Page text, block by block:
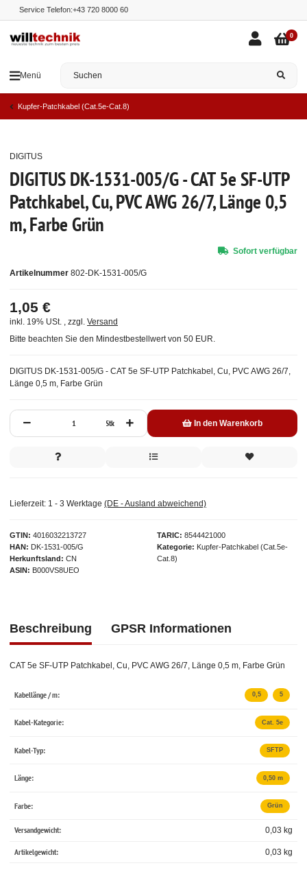
Service Telefon:+43 720 8000 60
Menü
0
Kupfer-Patchkabel (Cat.5e-Cat.8)
DIGITUS DK-1531-005/G - CAT 5e SF-UTP
Patchkabel, Cu, PVC AWG 26/7, Länge 0,5
m, Farbe Grün
Artikelnummer 802-DK-1531-005/G
GTIN 4016032213727
HAN
DK-1531-005/G
Herkunftsland
CN
ASIN
B000VS8UEO
TARIC
8544421000
Kategorie
Kupfer-Patchkabel (Cat.5e-
Cat.8)
DIGITUS
DIGITUS DK-1531-005/G - CAT 5e SF-UTP Patchkabel, Cu, PVC AWG 26/7,
Länge 0,5 m, Farbe Grün
1,05 €
inkl. 19% USt. , zzgl. Versand
Bitte beachten Sie den Mindestbestellwert von 50 EUR.
Stk In den Warenkorb
Sofort verfügbar
Lieferzeit: 1 - 3 Werktage (DE - Ausland abweichend)
Beschreibung GPSR Informationen
CAT 5e SF-UTP Patchkabel, Cu, PVC AWG 26/7, Länge 0,5 m, Farbe Grün
Kabellänge / m: 0,5 5
Kabel-Kategorie: Cat. 5e
Kabel-Typ: SFTP
Länge: 0,50 m
Farbe: Grün
Versandgewicht: 0,03 kg
Artikelgewicht: 0,03 kg